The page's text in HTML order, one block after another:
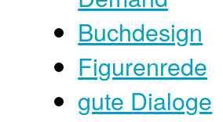
Buchdesign
Figurenrede
gute Dialoge